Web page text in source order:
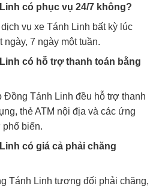
có phục vụ 24/7 không?
vụ xe Tánh Linh bất kỳ lúc
7 ngày một tuần.
có hỗ trợ thanh toán bằng
Đồng Tánh Linh đều hỗ trợ thanh
thẻ ATM nội địa và các ứng
phổ biến.
có giá cả phải chăng
Tánh Linh tương đối phải chăng,